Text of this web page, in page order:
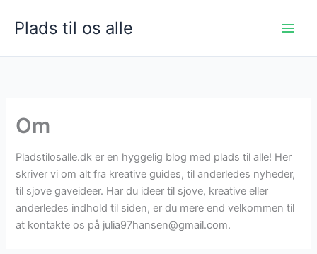
Plads til os alle
Om
Pladstilosalle.dk er en hyggelig blog med plads til alle! Her
skriver vi om alt fra kreative guides, til anderledes nyheder,
til sjove gaveideer. Har du ideer til sjove, kreative eller
anderledes indhold til siden, er du mere end velkommen til
at kontakte os på julia97hansen@gmail.com.